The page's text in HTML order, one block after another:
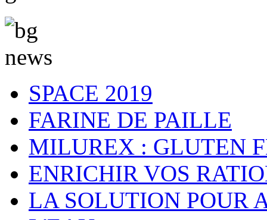
SPACE 2019
FARINE DE PAILLE
MILUREX : GLUTEN
ENRICHIR VOS
LA SOLUTION POUR